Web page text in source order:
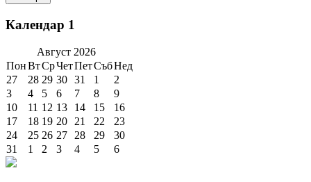
Календар 1
Август 2026
ПонВтСрЧетПетСъбНед
27
28 29 30 31 1
2
3
4 5 6 7 8
9
10
11 12 13 14 15
16
17
18 19 20 21 22
23
24
25 26 27 28 29
30
31
1 2 3 4 5 6